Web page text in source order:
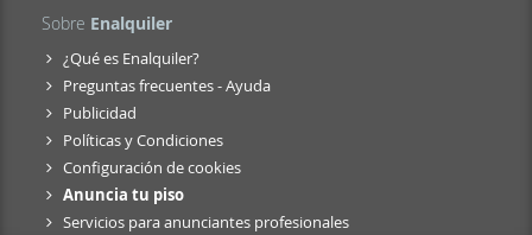
Sobre Enalquiler
¿Qué es Enalquiler?
Preguntas frecuentes - Ayuda
Publicidad
Políticas y Condiciones
Configuración de cookies
Anuncia tu piso
Servicios para anunciantes profesionales